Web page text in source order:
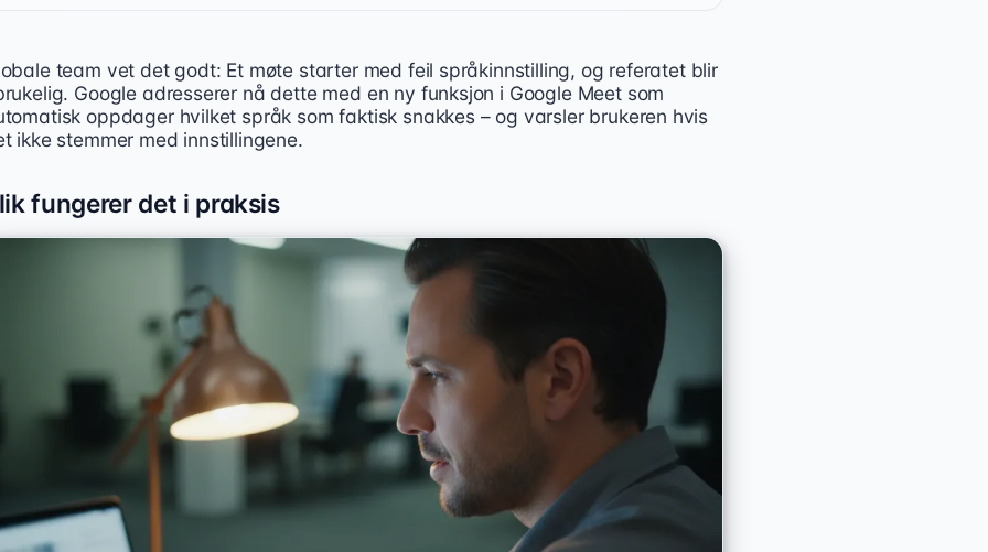
Meet får automatisk språkgjenkjenning som oppdager om møtet transkriberes på feil språk. Etter ca. 30
team vet det godt: Et møte starter med feil språkinnstilling, og referatet blir
Google adresserer nå dette med en ny funksjon i Google Meet som
oppdager hvilket språk som faktisk snakkes – og varsler brukeren hvis
ikke stemmer med innstillingene.
fungerer det i praksis